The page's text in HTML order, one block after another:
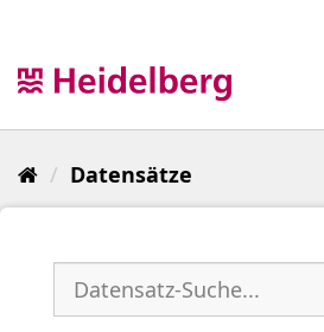
Datensätze